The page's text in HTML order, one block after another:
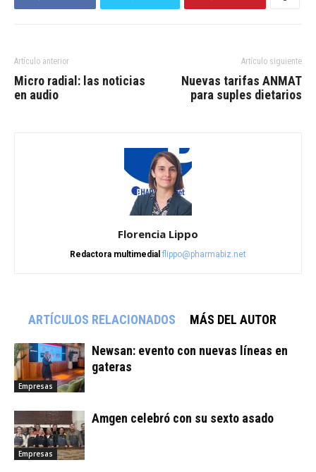
Artículo anterior
Micro radial: las noticias
en audio
Artículo siguiente
Nuevas tarifas ANMAT
para suples dietarios
Florencia Lippo
Redactora multimedial flippo@pharmabiz.net
ARTÍCULOS RELACIONADOS MÁS DEL AUTOR
Empresas
Newsan: evento con nuevas líneas en
gateras
Empresas
Amgen celebró con su sexto asado